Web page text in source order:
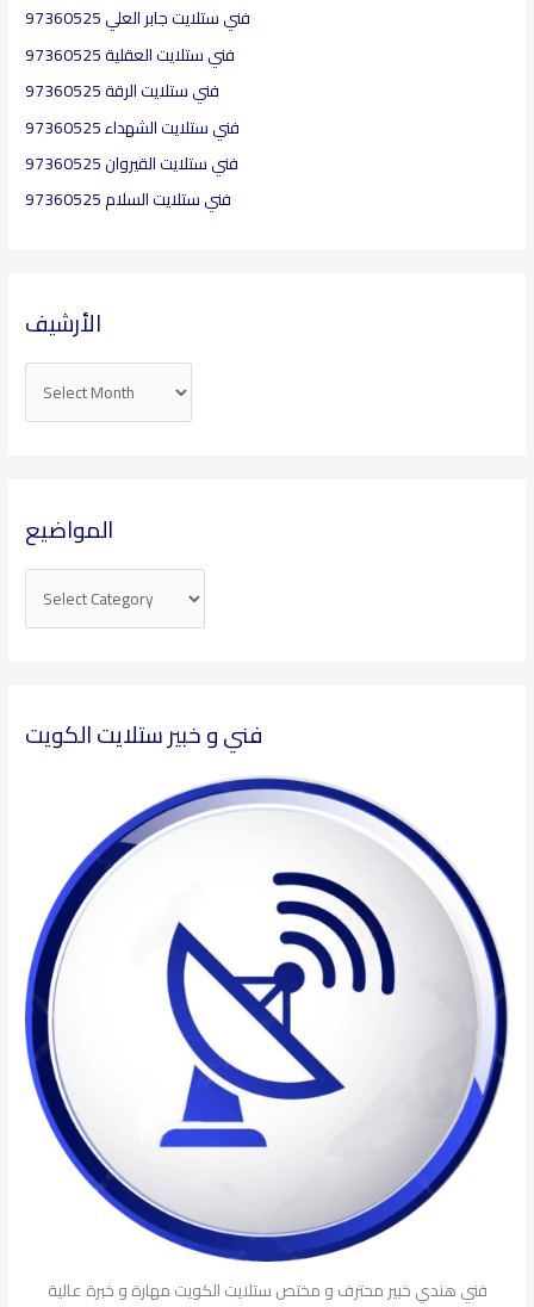
فني ستلايت جابر العلي 97360525
فني ستلايت العقلية​ 97360525
فني ستلايت الرقة 97360525
فني ستلايت الشهداء 97360525
فني ستلايت القيروان 97360525
فني ستلايت السلام 97360525
الأرشيف
المواضيع
فني و خبير ستلايت الكويت
فني هندي خبير محترف و مختص ستلايت الكويت مهارة و خبرة عالية